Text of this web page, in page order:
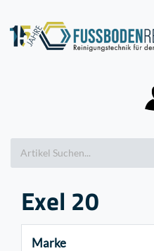
Exel 20
Marke